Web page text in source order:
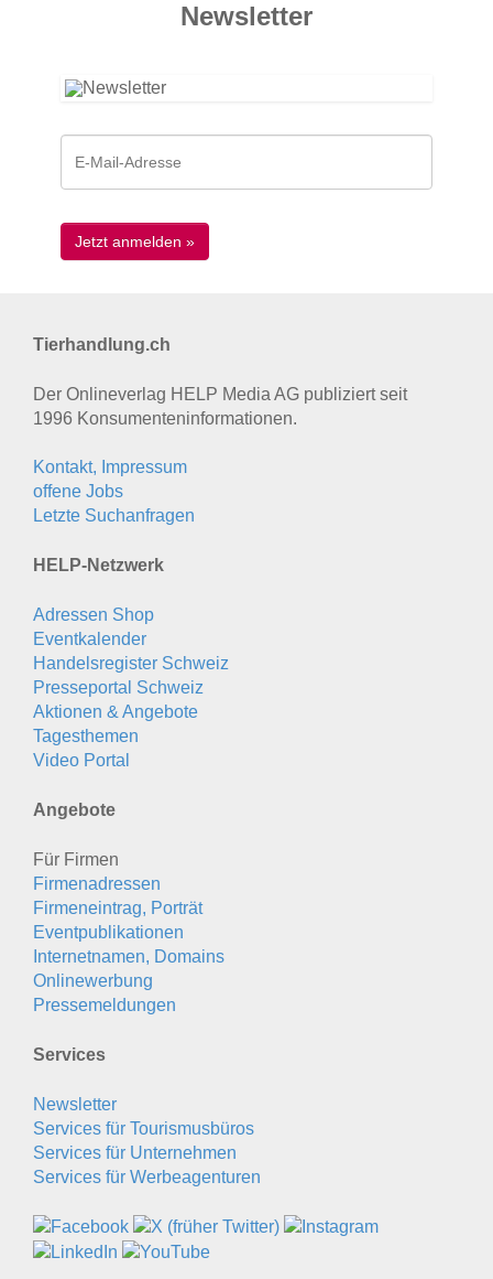
News­letter
Tierhandlung.ch
Der Onlineverlag HELP Media AG publiziert seit
1996 Konsumenten­informationen.
Kontakt, Impressum
offene Jobs
Letzte Suchanfragen
HELP-Netzwerk
Adressen Shop
Eventkalender
Handelsregister Schweiz
Presseportal Schweiz
Aktionen & Angebote
Tagesthemen
Video Portal
Angebote
Für Firmen
Firmenadressen
Firmeneintrag, Porträt
Eventpublikationen
Internetnamen, Domains
Onlinewerbung
Pressemeldungen
Services
Newsletter
Services für Tourismusbüros
Services für Unternehmen
Services für Werbeagenturen